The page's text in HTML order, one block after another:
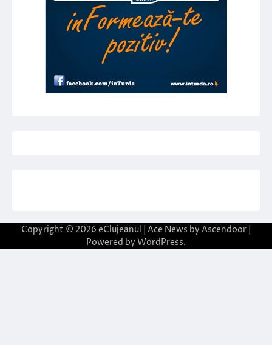
Copyright © 2026 eClujeanul | Ace News by Ascendoor
Powered by WordPress.